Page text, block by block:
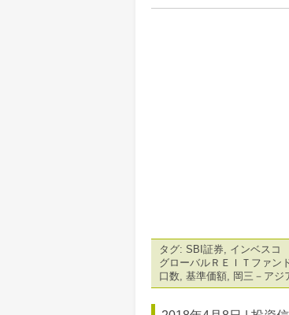
タグ: SBI証券, インベスコ
グローバルＲＥＩＴファン
口数, 基準価額, 岡三－アジ